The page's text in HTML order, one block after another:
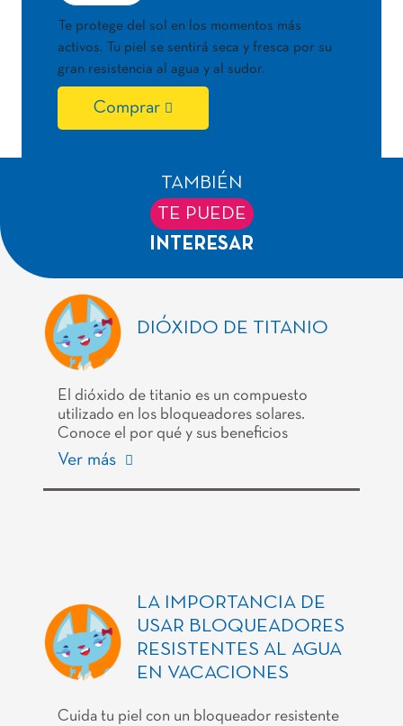
Te protege del sol en los momentos más
activos. Tu piel se sentirá seca y fresca por su
gran resistencia al agua y al sudor.
Comprar
TAMBIÉN
TE PUEDE
INTERESAR
DIÓXIDO DE TITANIO
El dióxido de titanio es un compuesto
utilizado en los bloqueadores solares.
Conoce el por qué y sus beneficios
Ver más
LA IMPORTANCIA DE
USAR BLOQUEADORES
RESISTENTES AL AGUA
EN VACACIONES
Cuida tu piel con un bloqueador resistente